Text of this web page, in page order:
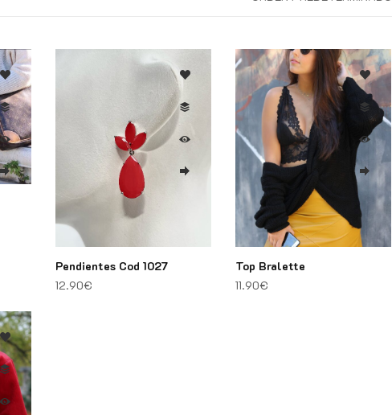
Pendientes Cod 1027
12.90€
Top Bralette
11.90€